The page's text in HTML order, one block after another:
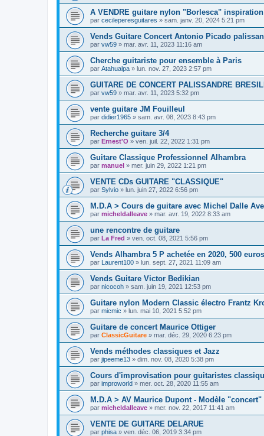
A VENDRE guitare nylon "Borlesca"
par cecileperesguitares » sam. janv. 20, 2024 5:21 pm
Vends Guitare Concert Antonio Picado
par vw59 » mar. avr. 11, 2023 11:16 am
Cherche guitariste pour ensemble à Paris
par Atahualpa » lun. nov. 27, 2023 2:57 pm
GUITARE DE CONCERT PALISSANDRE
par vw59 » mar. avr. 11, 2023 5:32 pm
vente guitare JM Fouilleul
par didier1965 » sam. avr. 08, 2023 8:43 pm
Recherche guitare 3/4
par Ernest'O » ven. juil. 22, 2022 1:31 pm
Guitare Classique Professionnel Alhambra
par manuel » mer. juin 29, 2022 1:21 pm
VENTE CDs GUITARE "CLASSIQUE"
par Sylvio » lun. juin 27, 2022 6:56 pm
M.D.A > Cours de guitare avec Michel Dalle
par micheldalleave » mar. avr. 19, 2022 8:33 am
une rencontre de guitare
par La Fred » ven. oct. 08, 2021 5:56 pm
Vends Alhambra 5 P achetée en 2020, 500 euros
par Laurent100 » lun. sept. 27, 2021 11:09 am
Vends Guitare Victor Bedikian
par nicocoh » sam. juin 19, 2021 12:53 pm
Guitare nylon Modern Classic électro Frantz
par micmic » lun. mai 10, 2021 5:52 pm
Guitare de concert Maurice Ottiger
par ClassicGuitare » mar. déc. 29, 2020 6:23 pm
Vends méthodes classiques et Jazz
par jipeeme13 » dim. nov. 08, 2020 5:38 pm
Cours d'improvisation pour guitaristes
par improworld » mer. oct. 28, 2020 11:55 am
M.D.A > AV Maurice Dupont - Modèle "concert"
par micheldalleave » mer. nov. 22, 2017 11:41 am
VENTE DE GUITARE DELARUE
par phisa » ven. déc. 06, 2019 3:34 pm